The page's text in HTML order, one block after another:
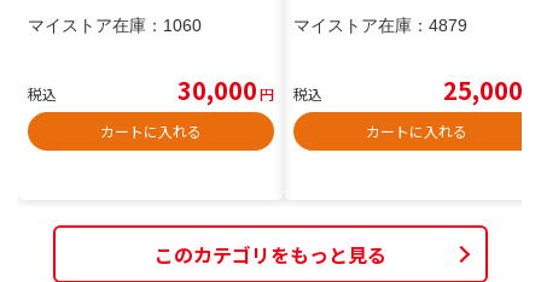
マイストア在庫： 1060
税込 30,000円
カートに入れる
マイストア在庫： 4879
税込 25,000
カートに入れる
このカテゴリをもっと見る